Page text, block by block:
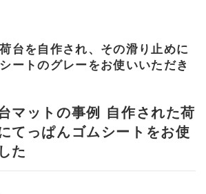
台を自作され、その滑り止めに
ートのグレーをお使いいただき
マットの事例 自作された荷
てっぱんゴムシートをお使
た